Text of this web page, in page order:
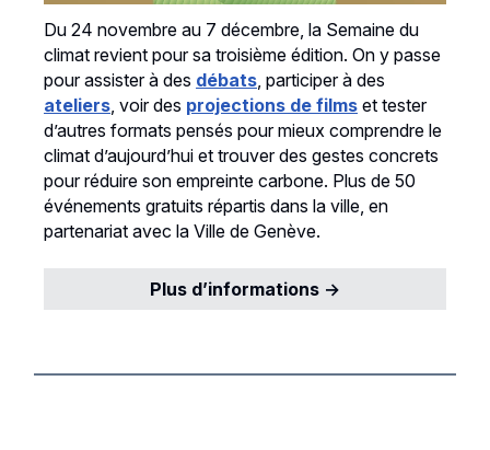
Du 24 novembre au 7 décembre, la Semaine du
climat revient pour sa troisième édition. On y passe
pour assister à des débats, participer à des
ateliers, voir des projections de films et tester
d’autres formats pensés pour mieux comprendre le
climat d’aujourd’hui et trouver des gestes concrets
pour réduire son empreinte carbone. Plus de 50
événements gratuits répartis dans la ville, en
partenariat avec la Ville de Genève.
Plus d’informations →